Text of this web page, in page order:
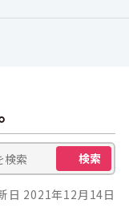
検索
日 2021年12月14日